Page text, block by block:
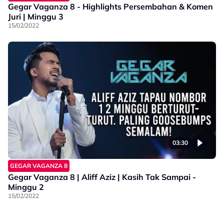
Gegar Vaganza 8 - Highlights Persembahan & Komen
Juri | Minggu 3
15/02/2022
03:30
GEGAR VAGANZA 8
Gegar Vaganza 8 | Aliff Aziz | Kasih Tak Sampai -
Minggu 2
15/02/2022